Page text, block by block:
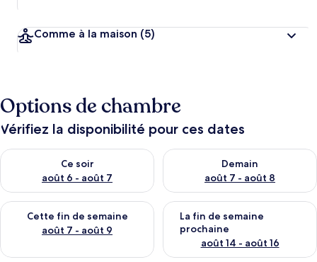
v
o
y
a
u
r
Comme à la maison (5)
Options de chambre
Vérifiez la disponibilité pour ces dates
Ce soir
août 6 - août 7
Vérifier la disponibilité pour ce soir août 6 - août 7
Demain
août 7 - août 8
Vérifier la disponibilité pour
Cette fin de semaine
août 7 - août 9
Vérifier la disponibilité pour cette fin de semaine août 7 -
La fin de semaine
prochaine
août 14 - août 16
Vérifier la disponibilité pour